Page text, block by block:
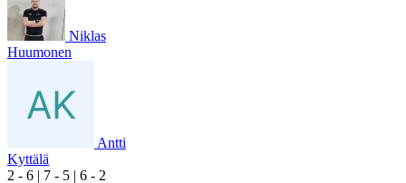
Niklas
Huumonen
Antti
Kyttälä
2 - 6 | 7 - 5 | 6 - 2